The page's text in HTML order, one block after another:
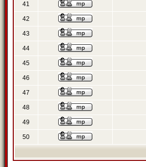
41
42
43
44
45
46
47
48
49
50